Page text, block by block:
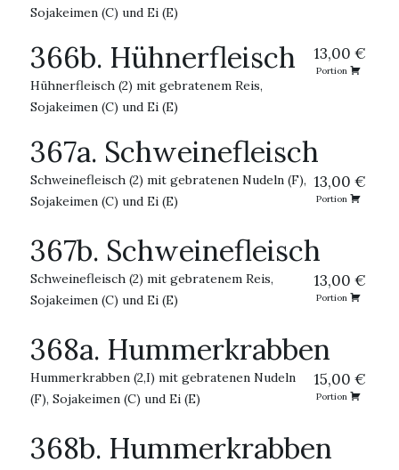
Sojakeimen (C) und Ei (E)
366b. Hühnerfleisch 13,00 €
Portion
Hühnerfleisch (2) mit gebratenem Reis,
Sojakeimen (C) und Ei (E)
367a. Schweinefleisch
13,00 €
Portion
Schweinefleisch (2) mit gebratenen Nudeln (F),
Sojakeimen (C) und Ei (E)
367b. Schweinefleisch
13,00 €
Portion
Schweinefleisch (2) mit gebratenem Reis,
Sojakeimen (C) und Ei (E)
368a. Hummerkrabben
15,00 €
Portion
Hummerkrabben (2,I) mit gebratenen Nudeln
(F), Sojakeimen (C) und Ei (E)
368b. Hummerkrabben